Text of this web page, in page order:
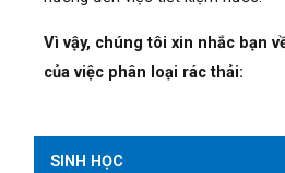
Vì vậy, chúng tôi xin nhắc bạn
của việc phân loại rác thải:
SINH HỌC